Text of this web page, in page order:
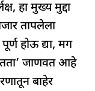
हा मुख्य मुद्दा
तापलेला
होऊ द्या, मग
जाणवत आहे
बाहेर